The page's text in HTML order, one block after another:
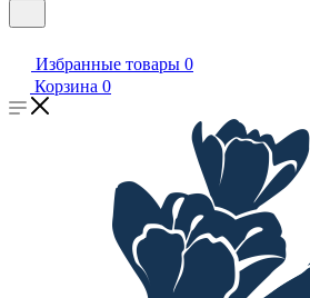
Избранные товары 0
Корзина 0